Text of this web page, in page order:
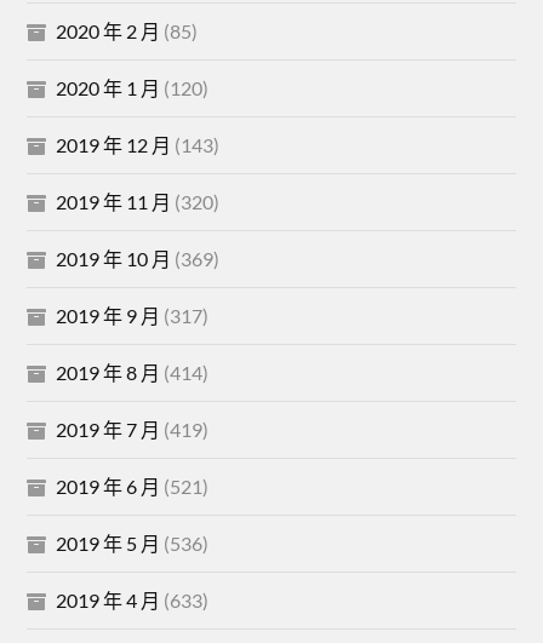
2020 年 2 月 (85)
2020 年 1 月 (120)
2019 年 12 月 (143)
2019 年 11 月 (320)
2019 年 10 月 (369)
2019 年 9 月 (317)
2019 年 8 月 (414)
2019 年 7 月 (419)
2019 年 6 月 (521)
2019 年 5 月 (536)
2019 年 4 月 (633)